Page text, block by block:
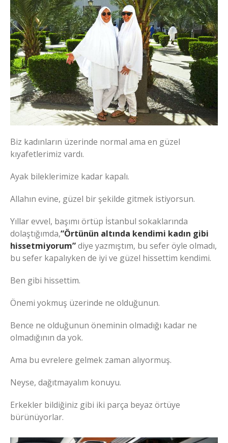
Biz kadınların üzerinde normal ama en güzel
kıyafetlerimiz vardı.
Ayak bileklerimize kadar kapalı.
Allahın evine, güzel bir şekilde gitmek istiyorsun.
Yıllar evvel, başımı örtüp İstanbul sokaklarında
dolaştığımda,“Örtünün altında kendimi kadın gibi
hissetmiyorum”diye yazmıştım, bu sefer öyle olmadı,
bu sefer kapalıyken de iyi ve güzel hissettim kendimi.
Ben gibi hissettim.
Önemi yokmuş üzerinde ne olduğunun.
Bence ne olduğunun öneminin olmadığı kadar ne
olmadığının da yok.
Ama bu evrelere gelmek zaman alıyormuş.
Neyse, dağıtmayalım konuyu.
Erkekler bildiğiniz gibi iki parça beyaz örtüye
bürünüyorlar.